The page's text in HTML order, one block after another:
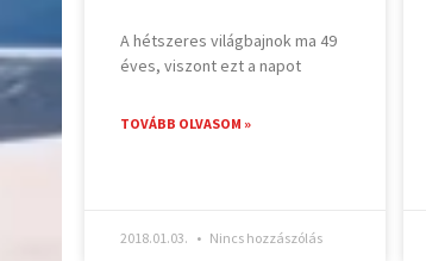
A hétszeres világbajnok ma 49
éves, viszont ezt a napot
TOVÁBB OLVASOM »
2018.01.03. Nincs hozzászólás